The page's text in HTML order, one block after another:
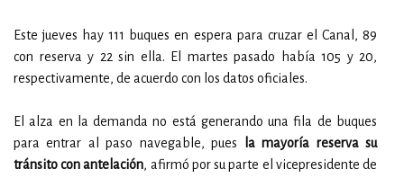
Este jueves hay 111 buques en espera para cruzar el Canal, 89
con reserva y 22 sin ella. El martes pasado había 105 y 20,
respectivamente, de acuerdo con los datos oficiales.
El alza en la demanda no está generando una fila de buques
para entrar al paso navegable, pues
la mayoría reserva su
tránsito con antelación, afirmó por su parte el vicepresidente de